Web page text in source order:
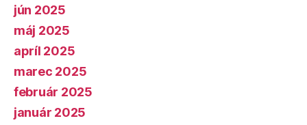
jún 2025
máj 2025
apríl 2025
marec 2025
február 2025
január 2025